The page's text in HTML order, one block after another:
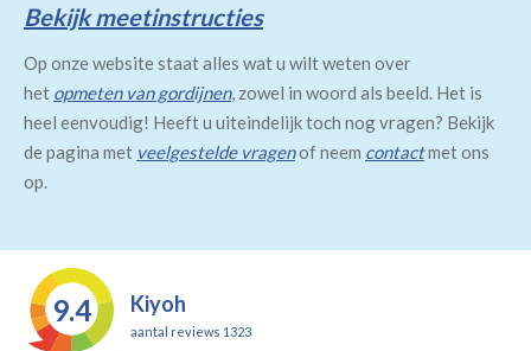
Bekijk meetinstructies
Op onze website staat alles wat u wilt weten over
het opmeten van gordijnen, zowel in woord als beeld. Het is
heel eenvoudig! Heeft u uiteindelijk toch nog vragen? Bekijk
de pagina met veelgestelde vragenof neem contactmet ons
op.
9.4 Kiyoh
aantal reviews 1323